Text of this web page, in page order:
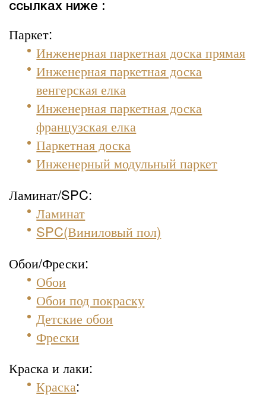
ссылках ниже :
Паркет:
Инженерная паркетная доска прямая
Инженерная паркетная доска
венгерская елка
Инженерная паркетная доска
французская елка
Паркетная доска
Инженерный модульный паркет
Ламинат/SPC:
Ламинат
SPC(Виниловый пол)
Обои/Фрески:
Обои
Обои под покраску
Детские обои
Фрески
Краска и лаки:
Краска: